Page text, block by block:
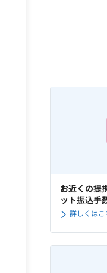
お近くの提
ット振込手
詳しくはこ